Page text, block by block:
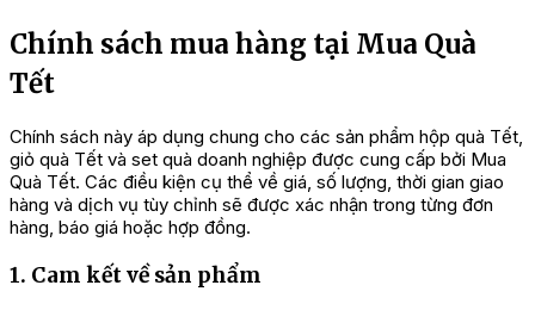
tôi hỗ trợ tư vấn phối quà theo nhu cầu, in logo doanh nghiệp và
tùy chỉnh số lượng linh hoạt, giúp mỗi món quà Tết trở nên
đồng bộ và phù hợp với từng mục đích biếu tặng.
Quý khách có thể đặt hàng trực tiếp tại website:
https://muaquatet.vnhoặc liên hệ hotline 0977.898.007 –
0942.660.369 để được tư vấn và hỗ trợ tốt nhất
Chính sách mua hàng tại Mua Quà
Tết
Chính sách này áp dụng chung cho các sản phẩm hộp quà Tết,
giỏ quà Tết và set quà doanh nghiệp được cung cấp bởi Mua
Quà Tết. Các điều kiện cụ thể về giá, số lượng, thời gian giao
hàng và dịch vụ tùy chỉnh sẽ được xác nhận trong từng đơn
hàng, báo giá hoặc hợp đồng.
1. Cam kết về sản phẩm